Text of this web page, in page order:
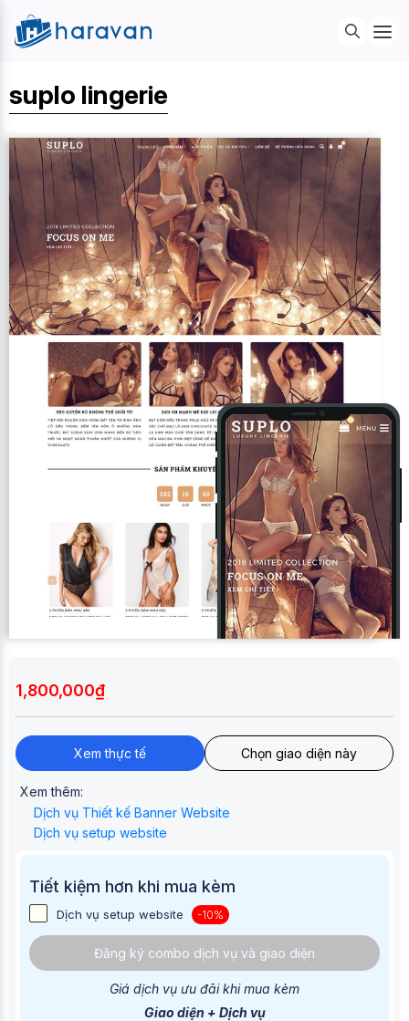
suplo lingerie
1,800,000₫
Xem thực tế Chọn giao diện này
Xem thêm:
Dịch vụ Thiết kế Banner Website
Dịch vụ setup website
Tiết kiệm hơn khi mua kèm
Dịch vụ setup website -10%
Đăng ký combo dịch vụ và giao diện
Giá dịch vụ ưu đãi khi mua kèm
Giao diện + Dịch vụ